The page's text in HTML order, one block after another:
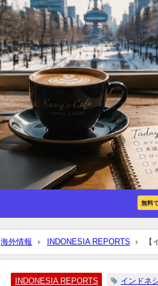
無料
海外情報 INDONESIA REPORTS 【
INDONESIA REPORTS インドネ